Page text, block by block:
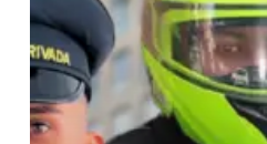
protege
a
copropiedad